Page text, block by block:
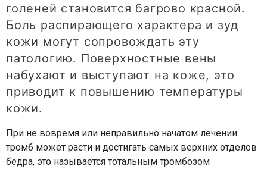
голеней становится багрово красной.
Боль распирающего характера и зуд
кожи могут сопровождать эту
патологию. Поверхностные вены
набухают и выступают на коже, это
приводит к повышению температуры
кожи.
При не вовремя или неправильно начатом лечении
тромб может расти и достигать самых верхних отделов
бедра, это называется тотальным тромбозом